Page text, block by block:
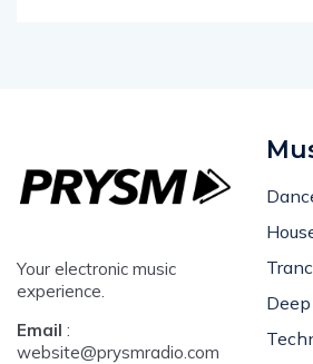
Your electronic music
experience.
Email :
website@prysmradio.com
Deep